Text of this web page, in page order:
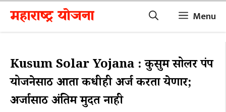
Skip
content
महाराष्ट्र योजना Menu
Kusum Solar Yojana : कुसुम सोलर पंप
योजनेसाठी आता कधीही अर्ज करता येणार;
अर्जासाठी अंतिम मुदत नाही